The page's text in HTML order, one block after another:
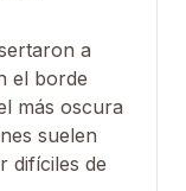
a
el borde
más oscura
suelen
difíciles de